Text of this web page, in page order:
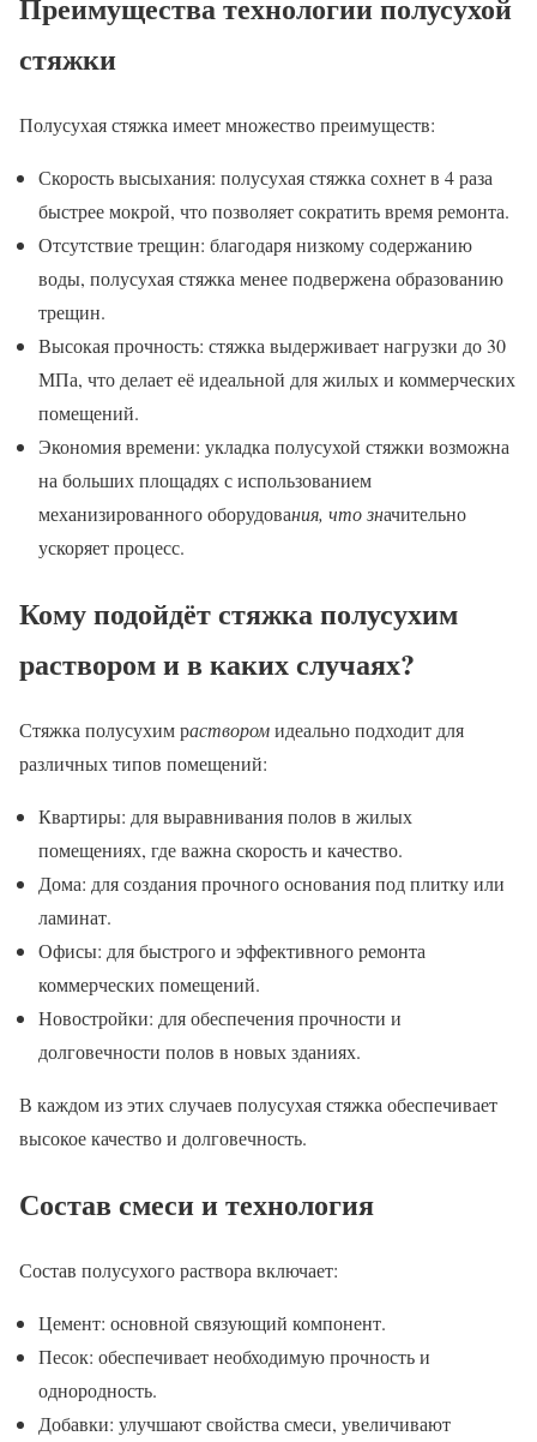
стяжки
Полусухая стяжка имеет множество преимуществ:
Скорость высыхания: полусухая стяжка сохнет в 4 раза
быстрее мокрой, что позволяет сократить время ремонта.
Отсутствие трещин: благодаря низкому содержанию
воды, полусухая стяжка менее подвержена образованию
трещин.
Высокая прочность: стяжка выдерживает нагрузки до 30
МПа, что делает её идеальной для жилых и коммерческих
помещений.
Экономия времени: укладка полусухой стяжки возможна
на больших площадях с использованием
механизированного оборудования, что значительно
ускоряет процесс.
Кому подойдёт стяжка полусухим
раствором и в каких случаях?
Стяжка полусухим растворомидеально подходит для
различных типов помещений:
Квартиры: для выравнивания полов в жилых
помещениях, где важна скорость и качество.
Дома: для создания прочного основания под плитку или
ламинат.
Офисы: для быстрого и эффективного ремонта
коммерческих помещений.
Новостройки: для обеспечения прочности и
долговечности полов в новых зданиях.
В каждом из этих случаев полусухая стяжка обеспечивает
высокое качество и долговечность.
Состав смеси и технология
Состав полусухого раствора включает:
Цемент: основной связующий компонент.
Песок: обеспечивает необходимую прочность и
однородность.
Добавки: улучшают свойства смеси, увеличивают